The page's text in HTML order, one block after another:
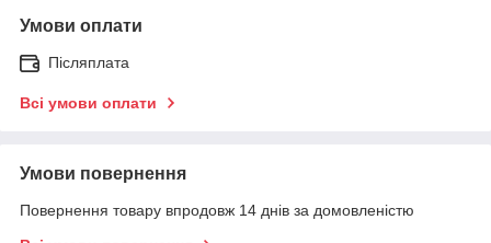
Умови оплати
Післяплата
Всі умови оплати
Умови повернення
Повернення товару впродовж 14 днів за домовленістю